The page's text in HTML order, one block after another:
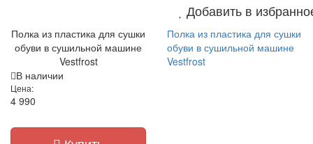
Добавить в
Полка из пластика для сушки
обуви в сушильной машине
Vestfrost
Полка из пластика для сушки
обуви в сушильной машине
Vestfrost
В наличии
Цена:
4 990